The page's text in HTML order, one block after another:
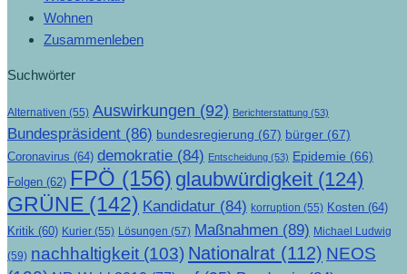
Wohnen
Zusammenleben
Suchwörter
Alternativen (55) Auswirkungen (92) Berichterstattung (53)
Bundespräsident (86) bundesregierung (67) bürger (67)
Coronavirus (64) demokratie (84) Entscheidung (53) Epidemie (66)
Folgen (62) FPÖ (156) glaubwürdigkeit (124)
GRÜNE (142) Kandidatur (84) korruption (55) Kosten (64)
Kritik (60) Kurier (55) Lösungen (57) Maßnahmen (89) Michael Ludwig
(59) nachhaltigkeit (103) Nationalrat (112) NEOS